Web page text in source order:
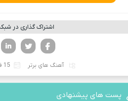
اشتراک گذاری در
آهنگ های برتر 15 فوریه 2024
پست های پیشنهادی